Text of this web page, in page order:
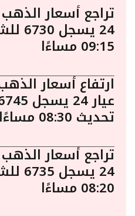
تراجع أسعار
24
09:15 مساءًا
ارتفاع أسعار
تحديث 08:30 مساءًا
تراجع أسعار
24
08:20 مساءًا